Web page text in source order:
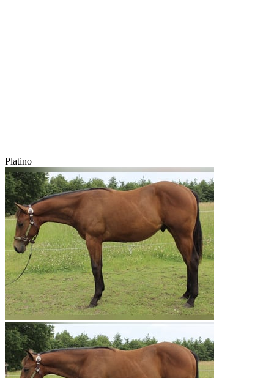
Platino